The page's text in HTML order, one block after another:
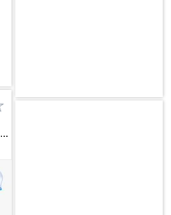
"Выгодный комплект: сборка ПК и ПО Kaspersky Standard (Стандарт)!"